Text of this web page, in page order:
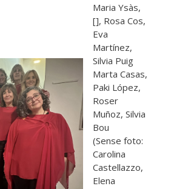
Maria Ysàs,
[], Rosa Cos,
Eva
Martínez,
Silvia Puig
Marta Casas,
Paki López,
Roser
Muñoz, Silvia
Bou
(Sense foto:
Carolina
Castellazzo,
Elena